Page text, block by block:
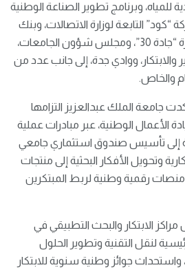
للمياه، وبرنامج تطوير الصناعة الوطنية
التابعة لوزارة الاتصالات، وبنك
التنمية الاجتماعية عبر مبادرة “جادة 30”، ومجلس شؤون الجامعات،
والابتكار، ووادي جدة، إلى جانب عدد من
والخاص.
جامعة الملك عبدالعزيز التزامها
الأعمال الوطنية، عبر مبادرات عملية
إلى تأسيس صندوق استثماري جامعي
وتحويل الأفكار البحثية إلى منتجات
منصات رقمية وطنية لربط المبتكرين
الابتكار والبحث التطبيقي في
لنقل التقنية وتطوير الحلول
جوائز وطنية سنوية للابتكار